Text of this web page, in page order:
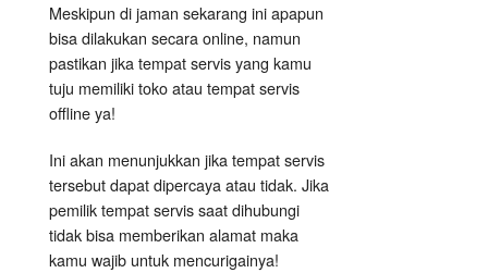
Meskipun di jaman sekarang ini apapun
bisa dilakukan secara online, namun
pastikan jika tempat servis yang kamu
tuju memiliki toko atau tempat servis
offline ya!
Ini akan menunjukkan jika tempat servis
tersebut dapat dipercaya atau tidak. Jika
pemilik tempat servis saat dihubungi
tidak bisa memberikan alamat maka
kamu wajib untuk mencurigainya!